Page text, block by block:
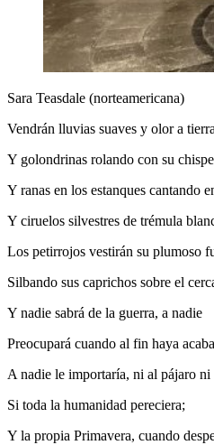
Sara Teasdale (norteamericana)
Vendrán lluvias suaves y olor a
Y golondrinas rolando con su
Y ranas en los estanques cantando
Y ciruelos silvestres de trémula
Los petirrojos vestirán su plumoso
Silbando sus caprichos sobre el
Y nadie sabrá de la guerra, a nadie
Preocupará cuando al fin haya
A nadie le importaría, ni al pájaro ni
Si toda la humanidad pereciera;
Y la propia Primavera, cuando